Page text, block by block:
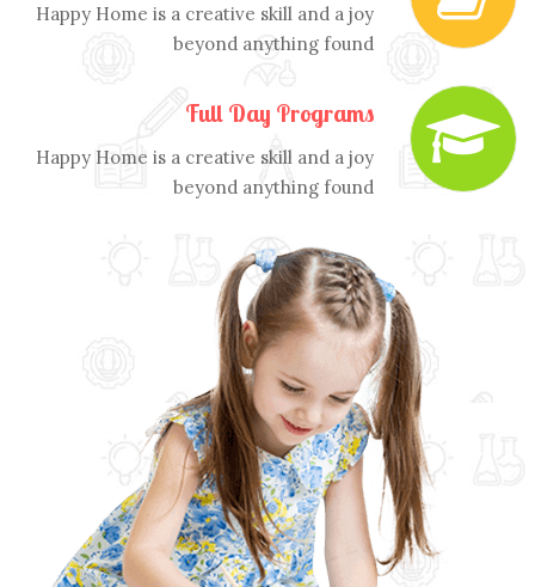
Happy Home is a creative skill and a joy
beyond anything found
Full Day Programs
Happy Home is a creative skill and a joy
beyond anything found